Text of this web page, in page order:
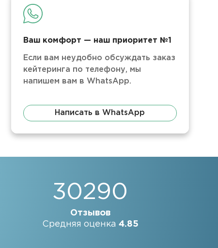
Ваш комфорт — наш приоритет №1
Если вам неудобно обсуждать заказ
кейтеринга по телефону, мы
напишем вам в WhatsApp.
Написать в WhatsApp
30290
Отзывов
Средняя оценка 4.85